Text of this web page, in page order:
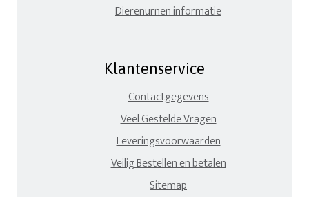
Dierenurnen informatie
Klantenservice
Contactgegevens
Veel Gestelde Vragen
Leveringsvoorwaarden
Veilig Bestellen en betalen
Sitemap